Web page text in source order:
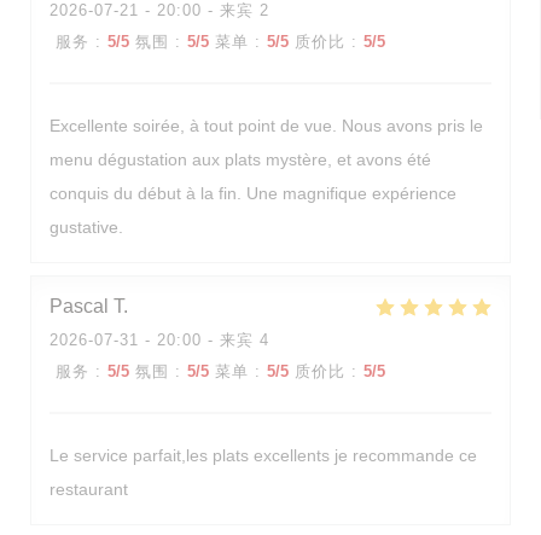
2026-07-21 - 20:00 - 来宾 2
服务 : 5/5 氛围 : 5/5 菜单 : 5/5 质价比 : 5/5
Excellente soirée, à tout point de vue. Nous avons pris le
menu dégustation aux plats mystère, et avons été
conquis du début à la fin. Une magnifique expérience
gustative.
Pascal T
2026-07-31 - 20:00 - 来宾 4
服务 : 5/5 氛围 : 5/5 菜单 : 5/5 质价比 : 5/5
Le service parfait,les plats excellents je recommande ce
restaurant